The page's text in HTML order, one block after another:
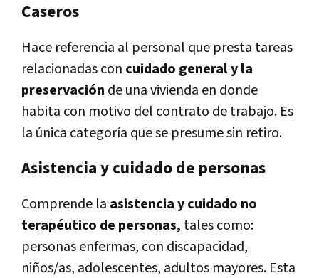
Caseros
Hace referencia al personal que presta tareas
relacionadas con cuidado general y la
preservación de una vivienda en donde
habita con motivo del contrato de trabajo. Es
la única categoría que se presume sin retiro.
Asistencia y cuidado de personas
Comprende la asistencia y cuidado no
terapéutico de personas, tales como:
personas enfermas, con discapacidad,
niños/as, adolescentes, adultos mayores. Esta